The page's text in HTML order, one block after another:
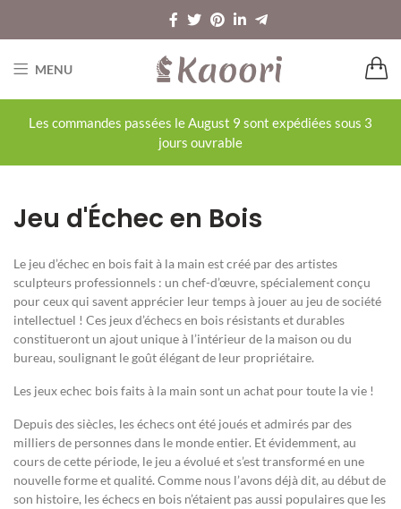
MENU
Les commandes passées le August 9 sont expédiées sous 3
jours ouvrable
Jeu d'Échec en Bois
Le jeu d’échec en bois fait à la main est créé par des artistes
sculpteurs professionnels : un chef-d’œuvre, spécialement conçu
pour ceux qui savent apprécier leur temps à jouer au jeu de société
intellectuel ! Ces jeux d’échecs en bois résistants et durables
constitueront un ajout unique à l’intérieur de la maison ou du
bureau, soulignant le goût élégant de leur propriétaire.
Les jeux echec bois faits à la main sont un achat pour toute la vie !
Depuis des siècles, les échecs ont été joués et admirés par des
milliers de personnes dans le monde entier. Et évidemment, au
cours de cette période, le jeu a évolué et s’est transformé en une
nouvelle forme et qualité. Comme nous l’avons déjà dit, au début de
son histoire, les échecs en bois n’étaient pas aussi populaires que les